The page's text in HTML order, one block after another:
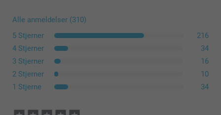
Gratis
Alle anmeldelser (310)
5 Stjerner
216
4 Stjerner
34
3 Stjerner
16
2 Stjerner
10
1 Stjerne
34